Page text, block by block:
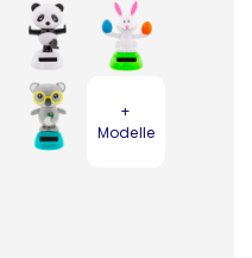
+
Modelle